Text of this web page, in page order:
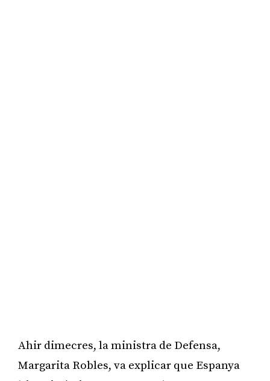
Ahir dimecres, la ministra de Defensa,
Margarita Robles, va explicar que Espanya